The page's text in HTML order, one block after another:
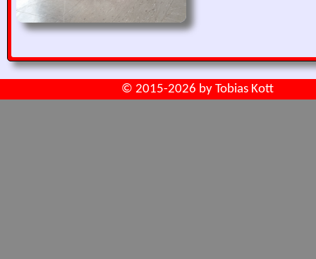
© 2015-2026 by Tobias Kott